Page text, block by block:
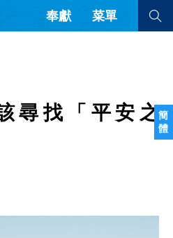
簡
體
奉獻 菜單
看全部
看全部
尋找「平安之